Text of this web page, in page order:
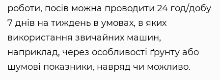
роботи, посів можна проводити 24 год/добу
7 днів на тиждень в умовах, в яких
використання звичайних машин,
наприклад, через особливості ґрунту або
шумові показники, навряд чи можливо.